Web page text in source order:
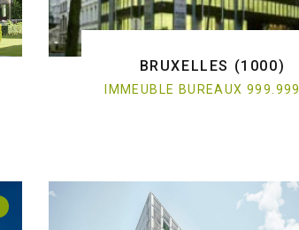
BRUXELLES (1000)
IMMEUBLE BUREAUX 999.999